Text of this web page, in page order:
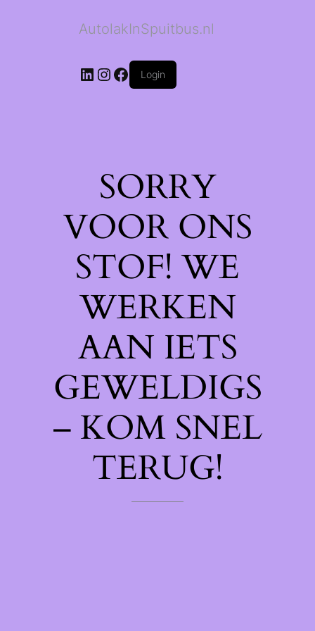
AutolakInSpuitbus.nl
LinkedIn
Instagram
Facebook
Login
SORRY
VOOR ONS
STOF! WE
WERKEN
AAN IETS
GEWELDIGS
– KOM SNEL
TERUG!